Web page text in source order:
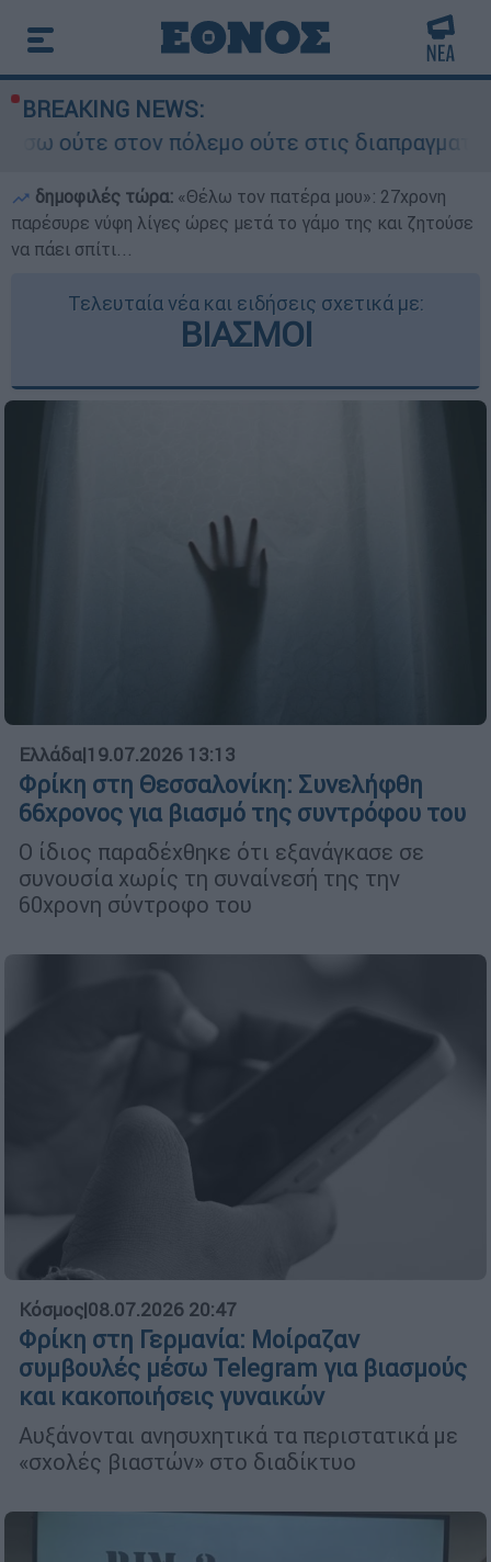
BREAKING NEWS:
πόλεμο ούτε στις διαπραγματεύσεις» - Οι
δημοφιλές τώρα: «Θέλω τον πατέρα μου»: 27χρονη
παρέσυρε νύφη λίγες ώρες μετά το γάμο της και ζητούσε
να πάει σπίτι...
Τελευταία νέα και ειδήσεις σχετικά με:
ΒΙΑΣΜΟΙ
Ελλάδα|19.07.2026 13:13
Φρίκη στη Θεσσαλονίκη: Συνελήφθη
66χρονος για βιασμό της συντρόφου του
Ο ίδιος παραδέχθηκε ότι εξανάγκασε σε
συνουσία χωρίς τη συναίνεσή της την
60χρονη σύντροφο του
Κόσμος|08.07.2026 20:47
Φρίκη στη Γερμανία: Μοίραζαν
συμβουλές μέσω Telegram για βιασμούς
και κακοποιήσεις γυναικών
Αυξάνονται ανησυχητικά τα περιστατικά με
«σχολές βιαστών» στο διαδίκτυο